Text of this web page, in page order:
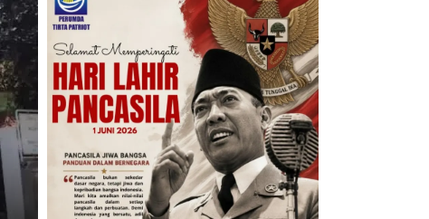
BEKASI